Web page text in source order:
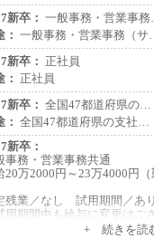
新卒： 一般事務・営業事
： 一般事務・営業事務（
新卒： 正社員
： 正社員
新卒： 全国47都道府県の…
： 全国47都道府県の支社…
新卒：
事務・営業事務共通
20万2000円～23万4000円
残業／なし 試用期間／あり
期間中も給与に変更はご
+ 続きを読